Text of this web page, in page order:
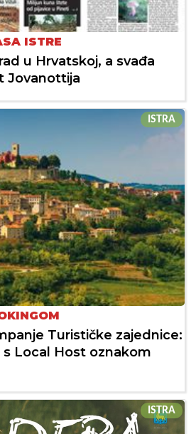
ISTRE
u Hrvatskoj, a svađa
Jovanottija
ISTRA
Turističke zajednice:
s Local Host oznakom
ISTRA